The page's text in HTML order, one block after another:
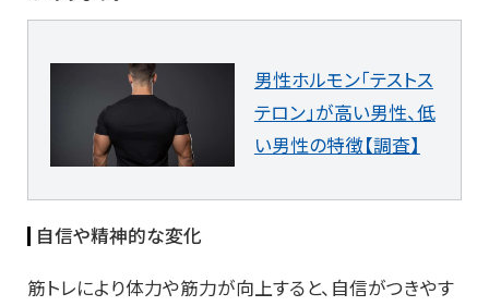
男性ホルモン「テストス
テロン」が高い男性、低
い男性の特徴【調査】
自信や精神的な変化
筋トレにより体力や筋力が向上すると、自信がつきやす